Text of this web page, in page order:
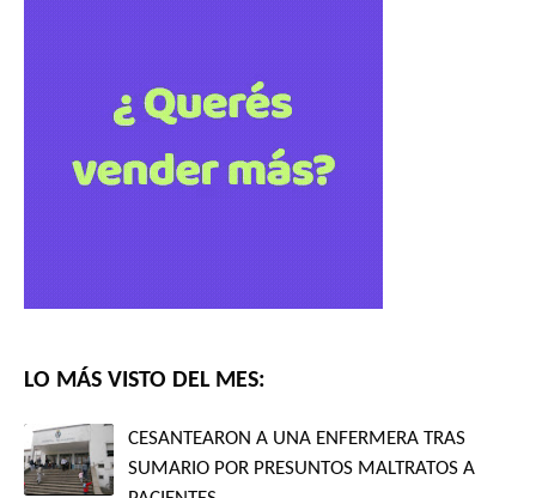
LO MÁS VISTO DEL MES:
CESANTEARON A UNA ENFERMERA TRAS
SUMARIO POR PRESUNTOS MALTRATOS A